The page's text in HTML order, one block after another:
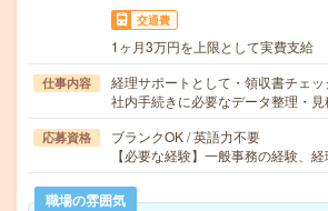
交通費
1ヶ月3万円を上限として実費支給
仕事内容
経理サポートとして・領収書チェッ
社内手続きに必要なデータ整理・
応募資格
ブランクOK / 英語力不要
【必要な経験】一般事務の経験、
職場の雰囲気